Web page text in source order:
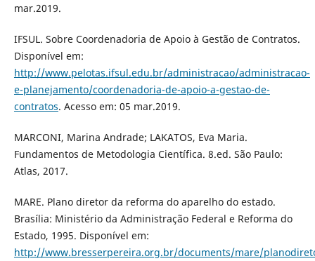
mar.2019.
IFSUL. Sobre Coordenadoria de Apoio à Gestão de Contratos.
Disponível em:
http://www.pelotas.ifsul.edu.br/administracao/administracao-
e-planejamento/coordenadoria-de-apoio-a-gestao-de-
contratos. Acesso em: 05 mar.2019.
MARCONI, Marina Andrade; LAKATOS, Eva Maria.
Fundamentos de Metodologia Científica. 8.ed. São Paulo:
Atlas, 2017.
MARE. Plano diretor da reforma do aparelho do estado.
Brasília: Ministério da Administração Federal e Reforma do
Estado, 1995. Disponível em:
http://www.bresserpereira.org.br/documents/mare/